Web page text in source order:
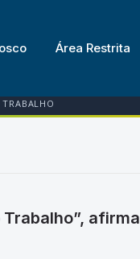
Área Restrita
afirma